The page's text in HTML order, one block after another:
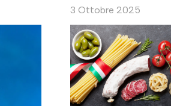
3 Ottobre 2025